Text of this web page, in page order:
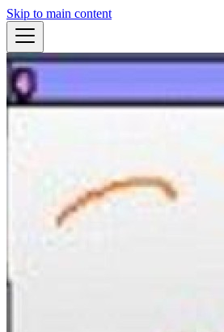
Skip to main content